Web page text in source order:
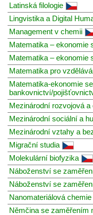
Latinská filologie
Lingvistika a Digital
Management v chemii
Matematika – ekonomie
Matematika – ekonomie
Matematika pro
Matematika-ekonomie
bankovnictví/
Mezinárodní rozvojová
Mezinárodní sociální a
Mezinárodní vztahy a
Migrační studia
Molekulární biofyzika
Náboženství se
Náboženství se
Nanomateriálová chemie
Němčina se zaměřením